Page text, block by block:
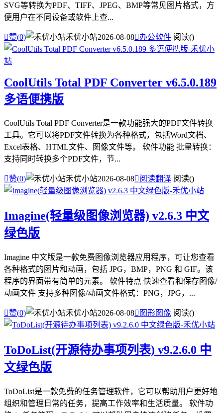
SVG等转换为PDF、TIFF、JPEG、BMP等常见图片格式，方
便用户在不同设备或软件上查...
赞(0) 禾优小站2026-08-08办公软件 阅读()
CoolUtils Total PDF Converter v6.5.0.189
多语便携版
CoolUtils Total PDF Converter是一款功能强大的PDF文件转换
工具。它可以将PDF文件转换为各种格式，包括Word文档、
Excel表格、HTML文件、图像文件等。 软件功能 批量转换：
支持同时转换多个PDF文件，节...
赞(0) 禾优小站2026-08-08阅读翻译 阅读()
Imagine(轻量级图像浏览器) v2.6.3 中文
绿色版
Imagine 中文版是一款免费图像浏览器应用程序，可让您查看
各种格式的图片和动画，包括 JPG，BMP，PNG 和 GIF。该
程序的界面带有简单的元素。 软件特点 快速查看和保存图像/
动画文件 支持多种图像/动画文件格式：PNG，JPG，...
赞(0) 禾优小站2026-08-08 图形图像 阅读()
ToDoList(开源待办事项列表) v9.2.6.0 中
文绿色版
ToDoList是一款免费的任务管理软件，它可以帮助用户更好地
组织和管理日常的任务，提高工作效率和生活质量。 软件功